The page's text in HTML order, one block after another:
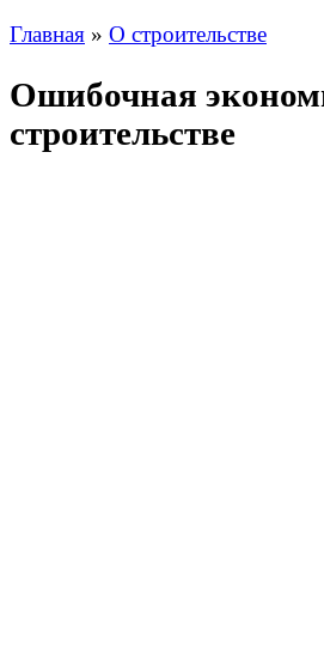
Главная » О строительстве
Ошибочная
строительстве